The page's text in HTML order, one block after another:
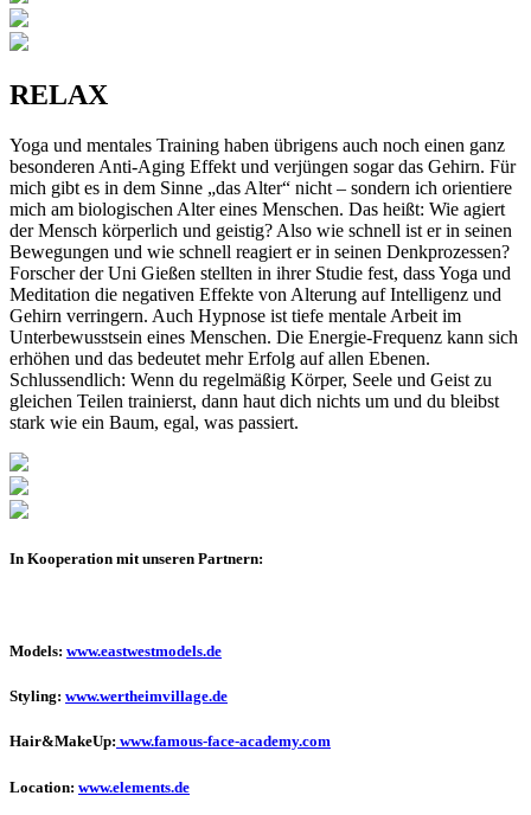
RELAX
Yoga und mentales Training haben übrigens auch noch einen ganz
besonderen Anti-Aging Effekt und verjüngen sogar das Gehirn. Für
mich gibt es in dem Sinne „das Alter“ nicht – sondern ich orientiere
mich am biologischen Alter eines Menschen. Das heißt: Wie agiert
der Mensch körperlich und geistig? Also wie schnell ist er in seinen
Bewegungen und wie schnell reagiert er in seinen Denkprozessen?
Forscher der Uni Gießen stellten in ihrer Studie fest, dass Yoga und
Meditation die negativen Effekte von Alterung auf Intelligenz und
Gehirn verringern. Auch Hypnose ist tiefe mentale Arbeit im
Unterbewusstsein eines Menschen. Die Energie-Frequenz kann sich
erhöhen und das bedeutet mehr Erfolg auf allen Ebenen.
Schlussendlich: Wenn du regelmäßig Körper, Seele und Geist zu
gleichen Teilen trainierst, dann haut dich nichts um und du bleibst
stark wie ein Baum, egal, was passiert.
In Kooperation mit unseren Partnern:
Models: www.eastwestmodels.de
Styling: www.wertheimvillage.de
Hair&MakeUp: www.famous-face-academy.com
Location: www.elements.de